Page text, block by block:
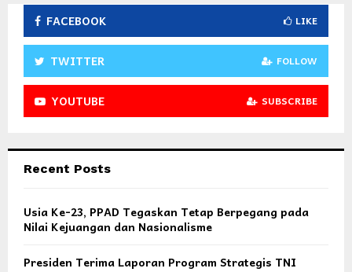
FACEBOOK LIKE
TWITTER FOLLOW
YOUTUBE SUBSCRIBE
Recent Posts
Usia Ke-23, PPAD Tegaskan Tetap Berpegang pada
Nilai Kejuangan dan Nasionalisme
Presiden Terima Laporan Program Strategis TNI